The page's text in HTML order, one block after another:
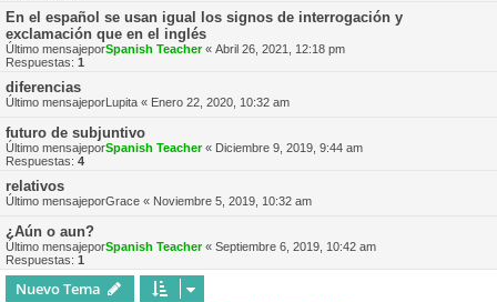
En el español se usan igual los signos de interrogación y
exclamación que en el inglés
Último mensajeporSpanish Teacher« Abril 26, 2021, 12:18 pm
Respuestas: 1
diferencias
Último mensajeporLupita « Enero 22, 2020, 10:32 am
futuro de subjuntivo
Último mensajeporSpanish Teacher« Diciembre 9, 2019, 9:44 am
Respuestas: 4
relativos
Último mensajeporGrace « Noviembre 5, 2019, 10:32 am
¿Aún o aun?
Último mensajeporSpanish Teacher« Septiembre 6, 2019, 10:42 am
Respuestas: 1
Nuevo Tema